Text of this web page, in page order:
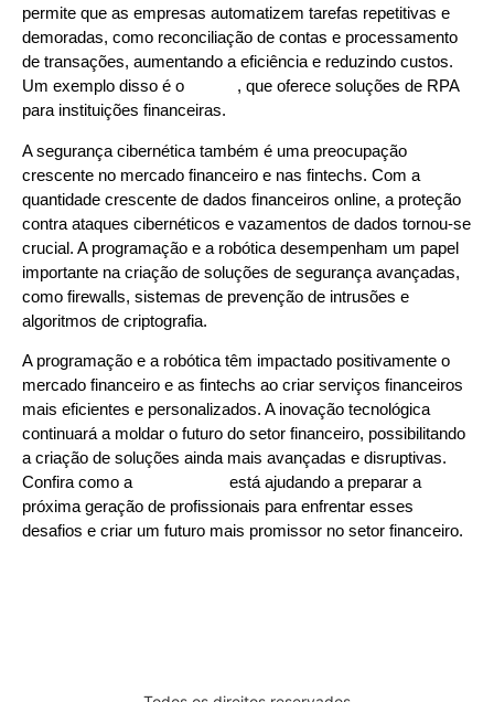
permite que as empresas automatizem tarefas repetitivas e
demoradas, como reconciliação de contas e processamento
de transações, aumentando a eficiência e reduzindo custos.
Um exemplo disso é o
, que oferece soluções de RPA
para instituições financeiras.
A segurança cibernética também é uma preocupação
crescente no mercado financeiro e nas fintechs. Com a
quantidade crescente de dados financeiros online, a proteção
contra ataques cibernéticos e vazamentos de dados tornou-se
crucial. A programação e a robótica desempenham um papel
importante na criação de soluções de segurança avançadas,
como firewalls, sistemas de prevenção de intrusões e
algoritmos de criptografia.
A programação e a robótica têm impactado positivamente o
mercado financeiro e as fintechs ao criar serviços financeiros
mais eficientes e personalizados. A inovação tecnológica
continuará a moldar o futuro do setor financeiro, possibilitando
a criação de soluções ainda mais avançadas e disruptivas.
Confira como a
está ajudando a preparar a
próxima geração de profissionais para enfrentar esses
desafios e criar um futuro mais promissor no setor financeiro.